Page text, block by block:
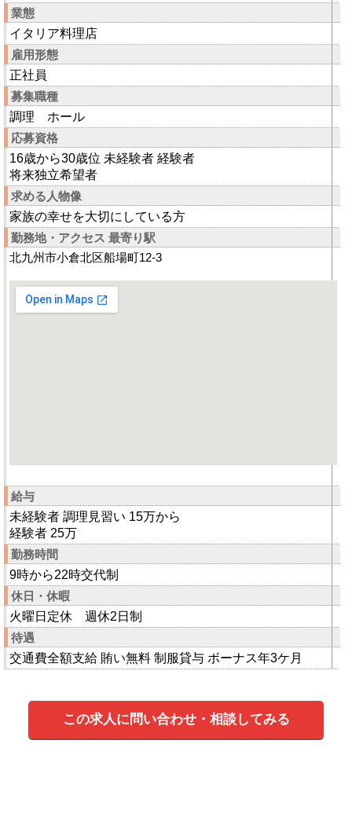
業態
イタリア料理店
雇用形態
正社員
募集職種
調理 ホール
応募資格
16歳から30歳位 未経験者 経験者
将来独立希望者
求める人物像
家族の幸せを大切にしている方
勤務地・アクセス 最寄り駅
北九州市小倉北区船場町12-3
給与
未経験者 調理見習い 15万から
経験者 25万
勤務時間
9時から22時交代制
休日・休暇
火曜日定休 週休2日制
待遇
交通費全額支給 賄い無料 制服貸与 ボーナス年3ケ月
この求人に問い合わせ・相談してみる